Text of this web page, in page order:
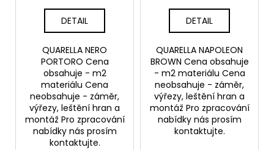
DETAIL
QUARELLA NERO
PORTORO Cena
obsahuje - m2
materiálu Cena
neobsahuje - záměr,
výřezy, leštění hran a
montáž Pro zpracování
nabídky nás prosím
kontaktujte.
DETAIL
QUARELLA NAPOLEON
BROWN Cena obsahuje
- m2 materiálu Cena
neobsahuje - záměr,
výřezy, leštění hran a
montáž Pro zpracování
nabídky nás prosím
kontaktujte.